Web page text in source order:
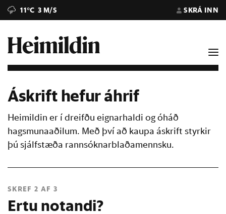
11°C 3 M/S SKRÁ INN
Áskrift hefur áhrif
Heimildin er í dreifðu eignarhaldi og óháð
hagsmunaaðilum. Með því að kaupa áskrift styrkir
þú sjálfstæða rannsóknarblaðamennsku.
SKREF 2 AF 3
Ertu notandi?